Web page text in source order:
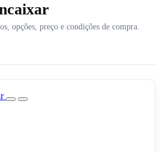
opções, preço e condições de compra.